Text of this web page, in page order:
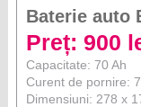
Baterie auto
Preț: 900
Capacitate: 70 Ah
Curent de pornire:
Dimensiuni: 278 x